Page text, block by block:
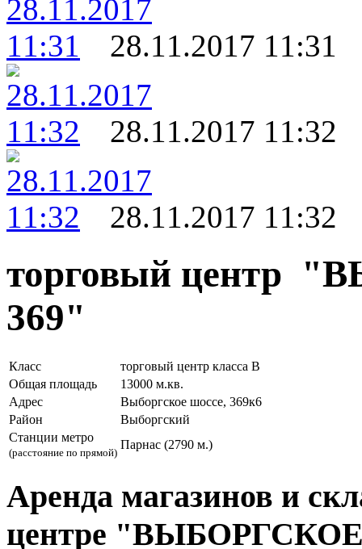
28.11.2017 11:31
28.11.2017 11:32
28.11.2017 11:32
торговый центр
369"
Класс
торговый центр класса B
Общая площадь
13000 м.кв.
Адрес
Выборгское шоссе, 369к6
Район
Выборгский
Станции метро
(расстояние по прямой)
Парнас (2790 м.)
Аренда магазинов и
центре